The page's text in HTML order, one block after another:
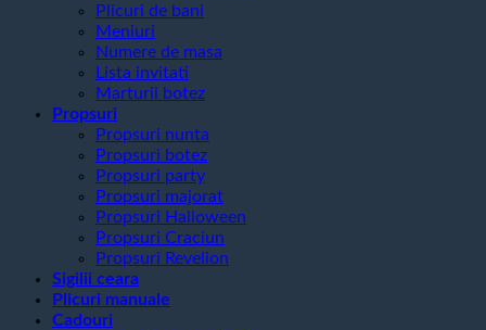
Plicuri de bani
Meniuri
Numere de masa
Lista invitati
Marturii botez
Propsuri
Propsuri nunta
Propsuri botez
Propsuri party
Propsuri majorat
Propsuri Halloween
Propsuri Craciun
Propsuri Revelion
Sigilii ceara
Plicuri manuale
Cadouri